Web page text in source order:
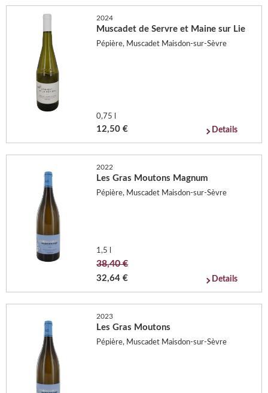
2024
Muscadet de Servre et Maine sur Lie
Pépière, Muscadet Maisdon-sur-Sèvre
0,75 l
12,50 € Details
2022
Les Gras Moutons Magnum
Pépière, Muscadet Maisdon-sur-Sèvre
1,5 l
38,40 €
32,64 € Details
2023
Les Gras Moutons
Pépière, Muscadet Maisdon-sur-Sèvre